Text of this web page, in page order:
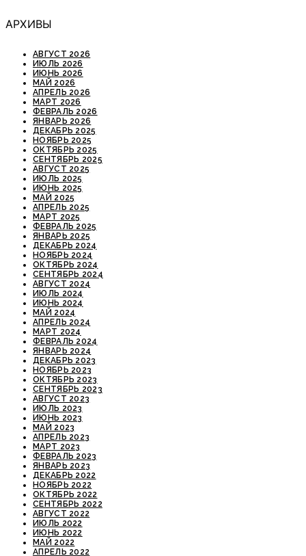
АРХИВЫ
АВГУСТ 2026
ИЮЛЬ 2026
ИЮНЬ 2026
МАЙ 2026
АПРЕЛЬ 2026
МАРТ 2026
ФЕВРАЛЬ 2026
ЯНВАРЬ 2026
ДЕКАБРЬ 2025
НОЯБРЬ 2025
ОКТЯБРЬ 2025
СЕНТЯБРЬ 2025
АВГУСТ 2025
ИЮЛЬ 2025
ИЮНЬ 2025
МАЙ 2025
АПРЕЛЬ 2025
МАРТ 2025
ФЕВРАЛЬ 2025
ЯНВАРЬ 2025
ДЕКАБРЬ 2024
НОЯБРЬ 2024
ОКТЯБРЬ 2024
СЕНТЯБРЬ 2024
АВГУСТ 2024
ИЮЛЬ 2024
ИЮНЬ 2024
МАЙ 2024
АПРЕЛЬ 2024
МАРТ 2024
ФЕВРАЛЬ 2024
ЯНВАРЬ 2024
ДЕКАБРЬ 2023
НОЯБРЬ 2023
ОКТЯБРЬ 2023
СЕНТЯБРЬ 2023
АВГУСТ 2023
ИЮЛЬ 2023
ИЮНЬ 2023
МАЙ 2023
АПРЕЛЬ 2023
МАРТ 2023
ФЕВРАЛЬ 2023
ЯНВАРЬ 2023
ДЕКАБРЬ 2022
НОЯБРЬ 2022
ОКТЯБРЬ 2022
СЕНТЯБРЬ 2022
АВГУСТ 2022
ИЮЛЬ 2022
ИЮНЬ 2022
МАЙ 2022
АПРЕЛЬ 2022